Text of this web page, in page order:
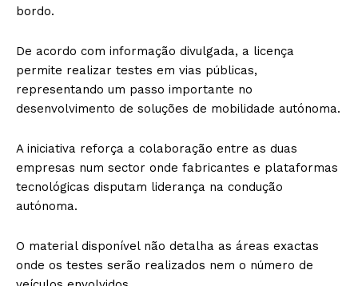
bordo.
De acordo com informação divulgada, a licença
permite realizar testes em vias públicas,
representando um passo importante no
desenvolvimento de soluções de mobilidade autónoma.
A iniciativa reforça a colaboração entre as duas
empresas num sector onde fabricantes e plataformas
tecnológicas disputam liderança na condução
autónoma.
O material disponível não detalha as áreas exactas
onde os testes serão realizados nem o número de